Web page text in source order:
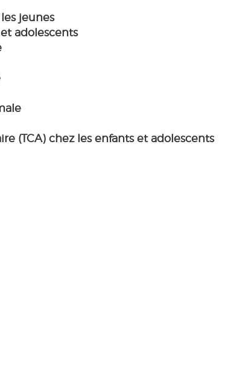
jeunes
adolescents
(TCA) chez les enfants et adolescents